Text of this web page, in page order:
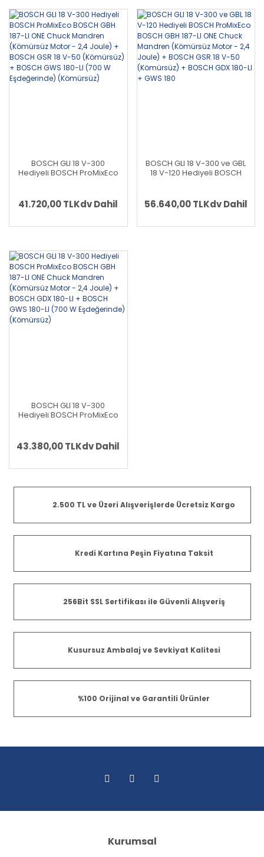
BOSCH GLI 18 V-300
Hediyeli BOSCH ProMixEco
Motor - 2,4 Joule) + BOSCH
GSR 18 V-50 (Kömürsüz) +
Eşdeğerinde) (Kömürsüz)
41.720,00 TLKdv Dahil
BOSCH GLI 18 V-300 ve GBL
18 V-120 Hediyeli BOSCH
(Kömürsüz Motor - 2,4
Joule) + BOSCH GSR 18 V-
GDX 180-LI + GWS 180
56.640,00 TLKdv Dahil
BOSCH GLI 18 V-300
Hediyeli BOSCH ProMixEco
Motor - 2,4 Joule) + BOSCH
GDX 180-LI + BOSCH GWS
(Kömürsüz)
43.380,00 TLKdv Dahil
2.500 TL ve Üzeri Alışverişlerde Ücretsiz Kargo
Kredi Kartına Peşin Fiyatına Taksit
256Bit SSL Sertifikası ile Güvenli Alışveriş
Kusursuz Ambalaj ve Sevkiyat Kalitesi
%100 Orijinal ve Garantili Ürünler
Kurumsal